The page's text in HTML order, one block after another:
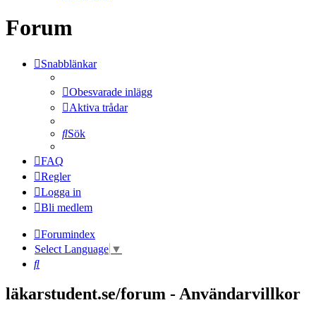
Forum
Snabblänkar
Obesvarade inlägg
Aktiva trådar
Sök
FAQ
Regler
Logga in
Bli medlem
Forumindex
Select Language ▼
Sök
läkarstudent.se/forum - Användarvillkor